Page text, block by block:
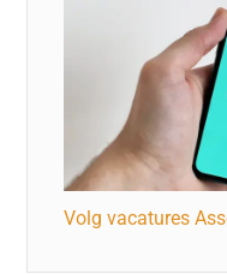
Volg vacatures